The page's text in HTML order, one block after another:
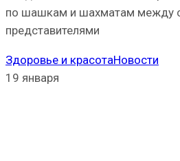
по шашкам и шахматам между
представителями
Здоровье и красотаНовости
19 января